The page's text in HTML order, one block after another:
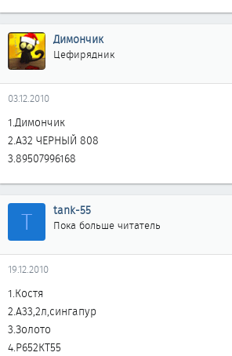
Димончик
Цефирядник
03.12.2010
1.Димончик
2.А32 ЧЕРНЫЙ 808
3.89507996168
T tank-55
Пока больше читатель
19.12.2010
1.Костя
2.А33,2л,сингапур
3.Золото
4.Р652КТ55